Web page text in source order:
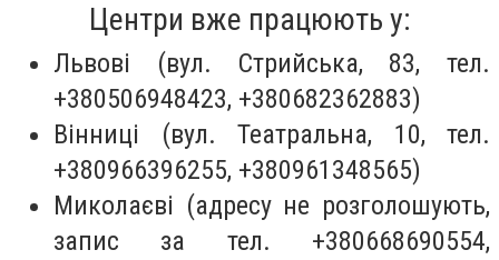
Центри вже працюють у:
Львові (вул. Стрийська, 83, тел.
+380506948423, +380682362883)
Вінниці (вул. Театральна, 10, тел.
+380966396255, +380961348565)
Миколаєві (адресу не розголошують,
запис за тел. +380668690554,